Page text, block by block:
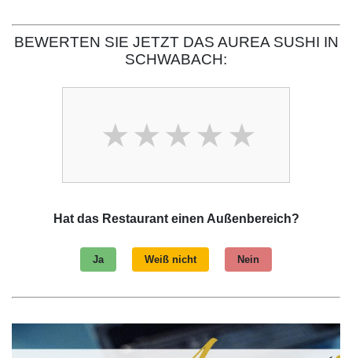
BEWERTEN SIE JETZT DAS AUREA SUSHI IN
SCHWABACH:
Hat das Restaurant einen Außenbereich?
Ja Weiß nicht Nein